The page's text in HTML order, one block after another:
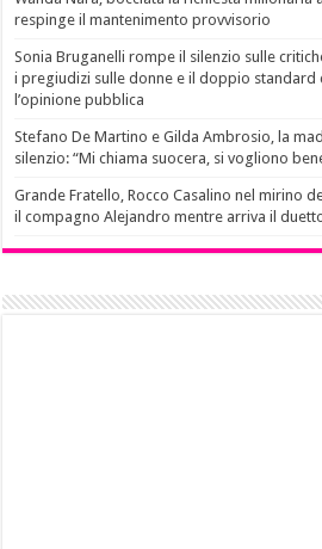
respinge il mantenimento provvisorio
Sonia Bruganelli rompe il silenzio sulle
i pregiudizi sulle donne e il doppio standard
l’opinione pubblica
Stefano De Martino e Gilda Ambrosio, la
silenzio: “Mi chiama suocera, si vogliono
Grande Fratello, Rocco Casalino nel mirino
il compagno Alejandro mentre arriva il